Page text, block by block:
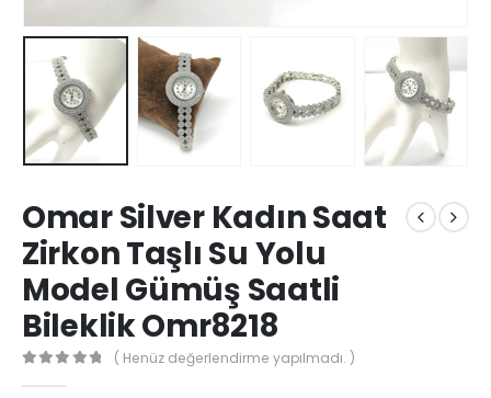
Omar Silver Kadın Saat
Zirkon Taşlı Su Yolu
Model Gümüş Saatli
Bileklik Omr8218
( Henüz değerlendirme yapılmadı. )